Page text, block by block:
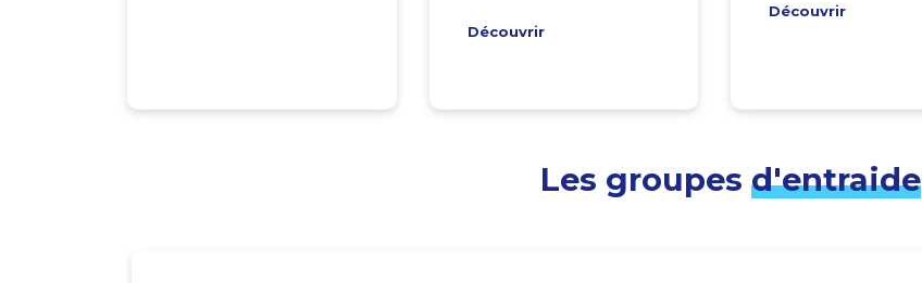
Découvrir
Découvrir
Les groupes d'entraide